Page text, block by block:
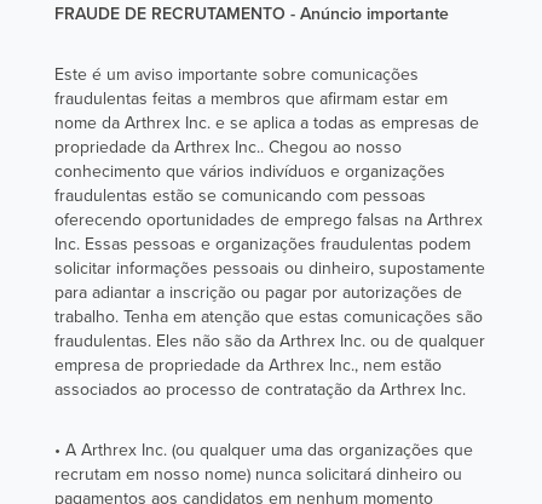
FRAUDE DE RECRUTAMENTO - Anúncio importante
Este é um aviso importante sobre comunicações
fraudulentas feitas a membros que afirmam estar em
nome da Arthrex Inc. e se aplica a todas as empresas de
propriedade da Arthrex Inc.. Chegou ao nosso
conhecimento que vários indivíduos e organizações
fraudulentas estão se comunicando com pessoas
oferecendo oportunidades de emprego falsas na Arthrex
Inc. Essas pessoas e organizações fraudulentas podem
solicitar informações pessoais ou dinheiro, supostamente
para adiantar a inscrição ou pagar por autorizações de
trabalho. Tenha em atenção que estas comunicações são
fraudulentas. Eles não são da Arthrex Inc. ou de qualquer
empresa de propriedade da Arthrex Inc., nem estão
associados ao processo de contratação da Arthrex Inc.
• A Arthrex Inc. (ou qualquer uma das organizações que
recrutam em nosso nome) nunca solicitará dinheiro ou
pagamentos aos candidatos em nenhum momento